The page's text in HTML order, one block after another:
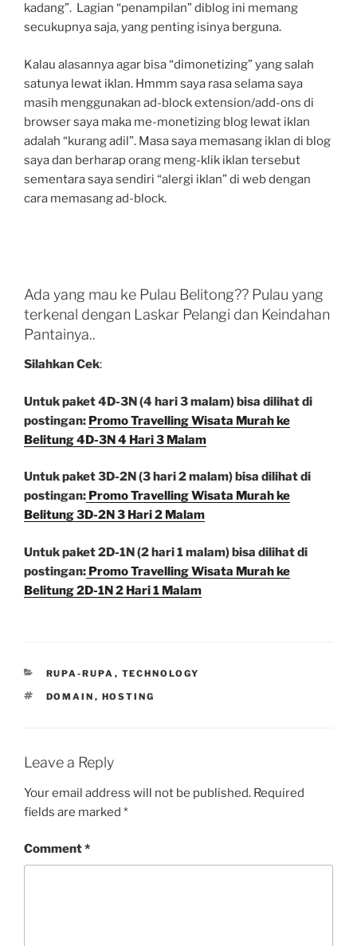
kadang”. Lagian “penampilan” diblog ini memang
secukupnya saja, yang penting isinya berguna.
Kalau alasannya agar bisa “dimonetizing” yang salah
satunya lewat iklan. Hmmm saya rasa selama saya
masih menggunakan ad-block extension/add-ons di
browser saya maka me-monetizing blog lewat iklan
adalah “kurang adil”. Masa saya memasang iklan di blog
saya dan berharap orang meng-klik iklan tersebut
sementara saya sendiri “alergi iklan” di web dengan
cara memasang ad-block.
Ada yang mau ke Pulau Belitong?? Pulau yang
terkenal dengan Laskar Pelangi dan Keindahan
Pantainya..
Silahkan Cek:
Untuk paket 4D-3N (4 hari 3 malam) bisa dilihat di
postingan: Promo Travelling Wisata Murah ke
Belitung 4D-3N 4 Hari 3 Malam
Untuk paket 3D-2N (3 hari 2 malam) bisa dilihat di
postingan: Promo Travelling Wisata Murah ke
Belitung 3D-2N 3 Hari 2 Malam
Untuk paket 2D-1N (2 hari 1 malam) bisa dilihat di
postingan: Promo Travelling Wisata Murah ke
Belitung 2D-1N 2 Hari 1 Malam
CATEGORIES
RUPA-RUPA , TECHNOLOGY
TAGS
DOMAIN , HOSTING
Leave a Reply
Your email address will not be published. Required
fields are marked *
Comment*